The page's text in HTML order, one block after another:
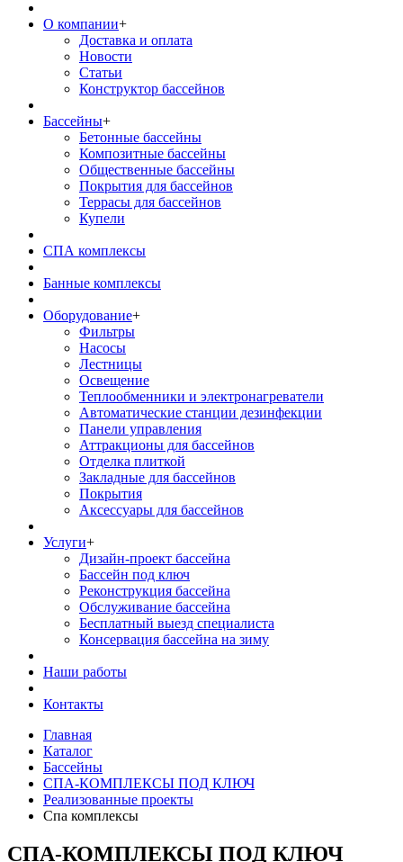
О компании+
Доставка и оплата
Новости
Статьи
Конструктор бассейнов
Бассейны+
Бетонные бассейны
Композитные бассейны
Общественные бассейны
Покрытия для бассейнов
Террасы для бассейнов
Купели
СПА комплексы
Банные комплексы
Оборудование+
Фильтры
Насосы
Лестницы
Освещение
Теплообменники и электронагреватели
Автоматические станции дезинфекции
Панели управления
Аттракционы для бассейнов
Отделка плиткой
Закладные для бассейнов
Покрытия
Аксессуары для бассейнов
Услуги+
Дизайн-проект бассейна
Бассейн под ключ
Реконструкция бассейна
Обслуживание бассейна
Бесплатный выезд специалиста
Консервация бассейна на зиму
Наши работы
Контакты
Главная
Каталог
Бассейны
СПА-КОМПЛЕКСЫ ПОД КЛЮЧ
Реализованные проекты
Спа комплексы
СПА-КОМПЛЕКСЫ ПОД КЛЮЧ